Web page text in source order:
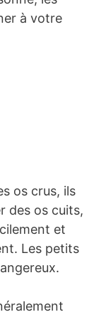
à votre
os crus, ils
des os cuits,
et
Les petits